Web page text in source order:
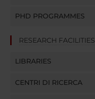
PHD PROGRAMMES
RESEARCH FACILITIES
LIBRARIES
CENTRI DI RICERCA